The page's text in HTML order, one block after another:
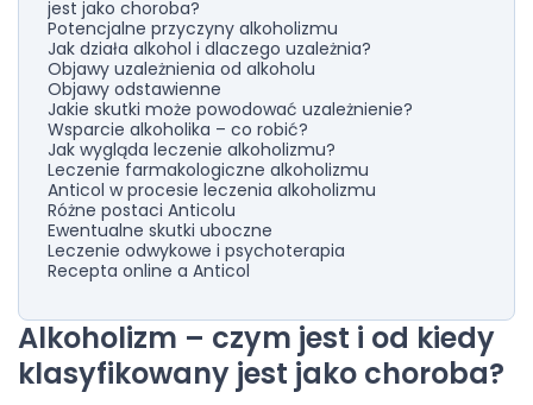
jest jako choroba?
Potencjalne przyczyny alkoholizmu
Jak działa alkohol i dlaczego uzależnia?
Objawy uzależnienia od alkoholu
Objawy odstawienne
Jakie skutki może powodować uzależnienie?
Wsparcie alkoholika – co robić?
Jak wygląda leczenie alkoholizmu?
Leczenie farmakologiczne alkoholizmu
Anticol w procesie leczenia alkoholizmu
Różne postaci Anticolu
Ewentualne skutki uboczne
Leczenie odwykowe i psychoterapia
Recepta online a Anticol
Alkoholizm – czym jest i od kiedy
klasyfikowany jest jako choroba?